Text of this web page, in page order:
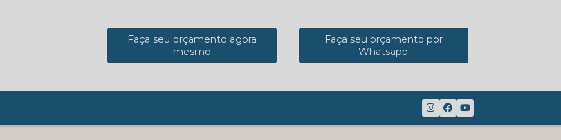
Faça seu orçamento agora
mesmo
Faça seu orçamento por
Whatsapp